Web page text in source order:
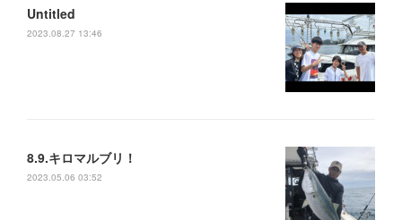
Untitled
2023.08.27 13:46
8.9.キロマルブリ！
2023.05.06 03:52